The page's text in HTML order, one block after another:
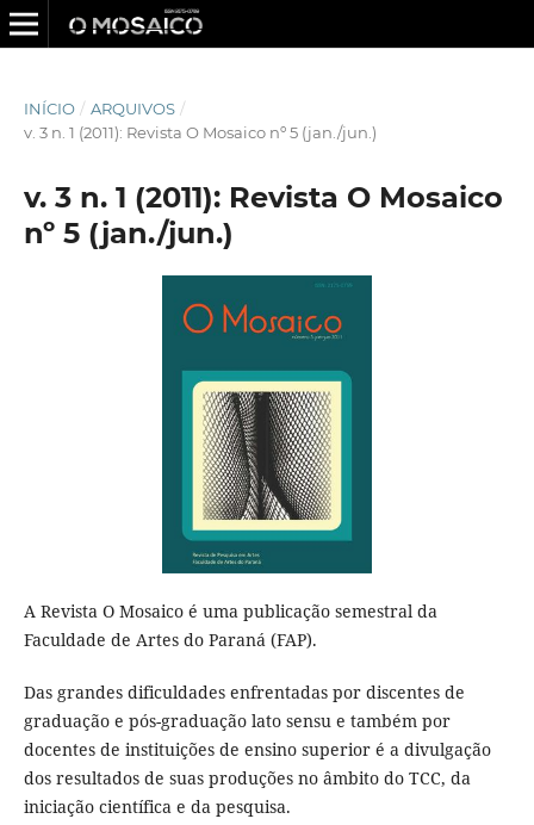
INÍCIO / ARQUIVOS /
v. 3 n. 1 (2011): Revista O Mosaico nº 5 (jan./jun.)
v. 3 n. 1 (2011): Revista O Mosaico
nº 5 (jan./jun.)
A Revista O Mosaico é uma publicação semestral da
Faculdade de Artes do Paraná (FAP).
Das grandes dificuldades enfrentadas por discentes de
graduação e pós-graduação lato sensu e também por
docentes de instituições de ensino superior é a divulgação
dos resultados de suas produções no âmbito do TCC, da
iniciação cientí­fica e da pesquisa.